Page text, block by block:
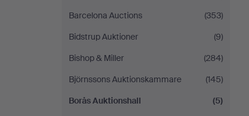
Barcelona Auctions
(353)
Bidstrup Auktioner
(9)
Bishop & Miller
(284)
Björnssons Auktionskammare
(145)
Borås Auktionshall
(5)